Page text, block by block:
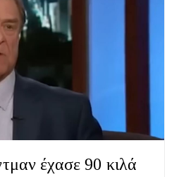
έχασε 90 κιλά